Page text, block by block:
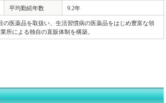
平均勤続年数 9.2年
の医薬品を取扱い、生活習慣病の医薬品をはじめ豊富な領
所による独自の直販体制を構築。